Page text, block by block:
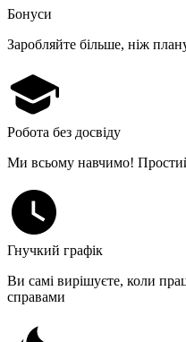
Бонуси
Заробляйте більше, ніж
Робота без досвіду
Ми всьому навчимо!
Гнучкий графік
Ви самі вирішуєте, коли
справами